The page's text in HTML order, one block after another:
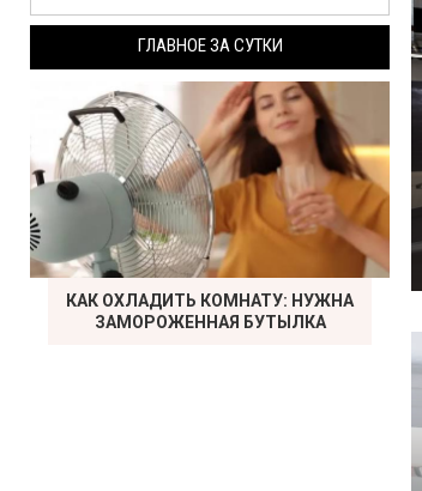
ГЛАВНОЕ ЗА СУТКИ
КАК ОХЛАДИТЬ КОМНАТУ: НУЖНА
ЗАМОРОЖЕННАЯ БУТЫЛКА